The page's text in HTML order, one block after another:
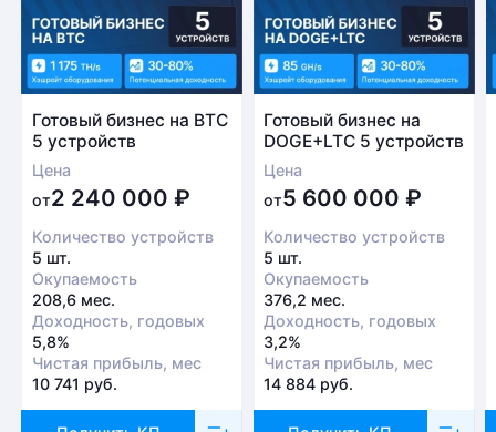
Готовый бизнес на BTC
5 устройств
Цена
от2 240 000 ₽
Количество устройств
5 шт.
Окупаемость
208,6 мес.
Доходность, годовых
5,8%
Чистая прибыль, мес
10 741 руб.
Готовый бизнес на
DOGE+LTC 5 устройств
Цена
от5 600 000₽
Количество устройств
5 шт.
Окупаемость
376,2 мес.
Доходность, годовых
3,2%
Чистая прибыль, мес
14 884 руб.